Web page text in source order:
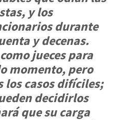
y los
durante
y decenas.
jueces para
momento, pero
los casos difíciles;
decidirlos
que su carga